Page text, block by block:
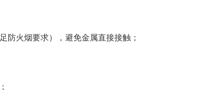
防火烟要求），避免金属直接接触；